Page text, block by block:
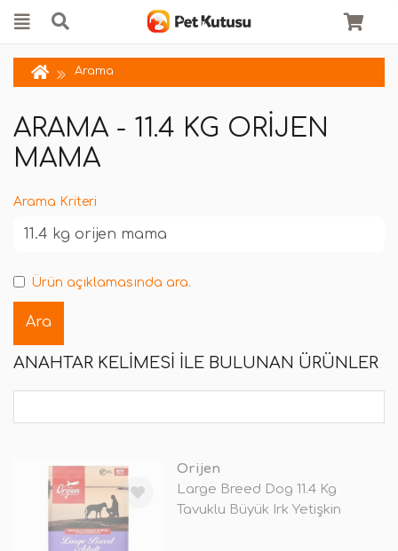
Arama
ARAMA - 11.4 KG ORIJEN
MAMA
Arama Kriteri
Ürün açıklamasında ara.
ANAHTAR KELIMESI ILE BULUNAN ÜRÜNLER
Orijen
Large Breed Dog 11.4 Kg
Tavuklu Büyük Irk Yetişkin